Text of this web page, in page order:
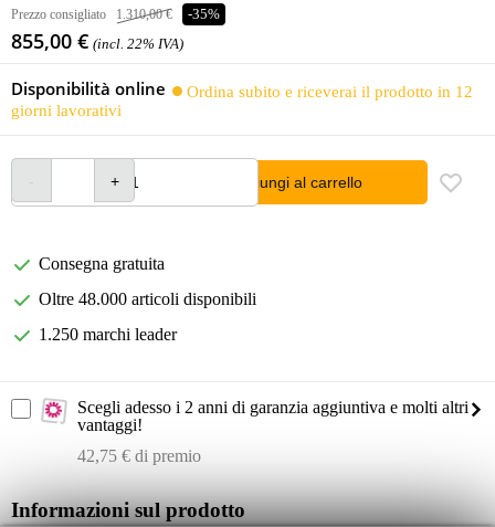
Prezzo consigliato 1.310,00 € -35%
855,00 € (incl. 22% IVA)
Disponibilità online
Ordina subito e riceverai il prodotto in 12
giorni lavorativi
Aggiungi al carrello
Consegna gratuita
Oltre 48.000 articoli disponibili
1.250 marchi leader
Scegli adesso i 2 anni di garanzia aggiuntiva e molti altri
vantaggi!
42,75 € di premio
Informazioni sul prodotto